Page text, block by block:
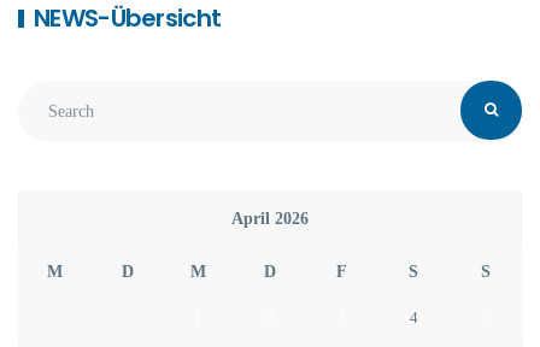
NEWS-Übersicht
April 2026
M D M D F S S
4